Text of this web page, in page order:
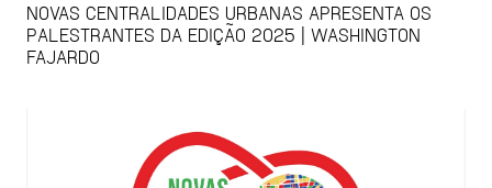
NOVAS CENTRALIDADES URBANAS APRESENTA OS
PALESTRANTES DA EDIÇÃO 2025 | WASHINGTON
FAJARDO